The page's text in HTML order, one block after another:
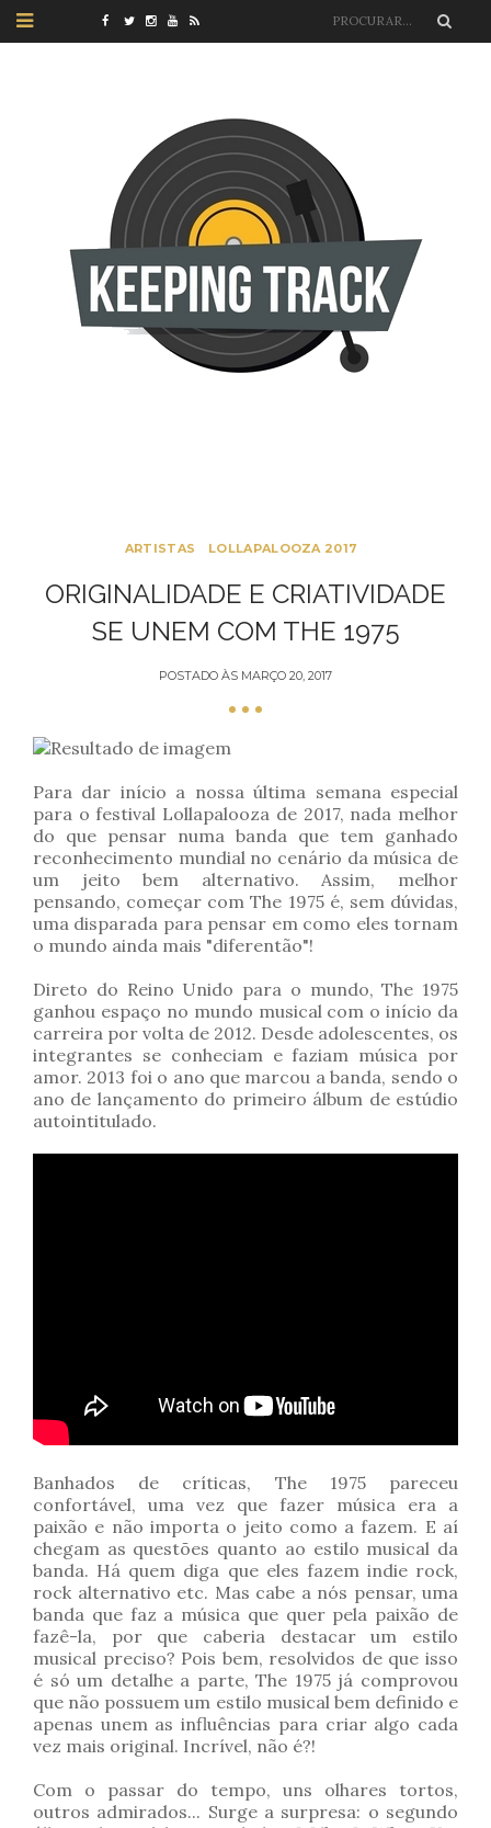
ARTISTAS LOLLAPALOOZA 2017
ORIGINALIDADE E CRIATIVIDADE
SE UNEM COM THE 1975
POSTADO ÀS MARÇO 20, 2017
Para dar início a nossa última semana especial
para o festival Lollapalooza de 2017, nada melhor
do que pensar numa banda que tem ganhado
reconhecimento mundial no cenário da música de
um jeito bem alternativo. Assim, melhor
pensando, começar com The 1975 é, sem dúvidas,
uma disparada para pensar em como eles tornam
o mundo ainda mais "diferentão"!
Direto do Reino Unido para o mundo, The 1975
ganhou espaço no mundo musical com o início da
carreira por volta de 2012. Desde adolescentes, os
integrantes se conheciam e faziam música por
amor. 2013 foi o ano que marcou a banda, sendo o
ano de lançamento do primeiro álbum de estúdio
autointitulado.
Banhados de críticas, The 1975 pareceu
confortável, uma vez que fazer música era a
paixão e não importa o jeito como a fazem. E aí
chegam as questões quanto ao estilo musical da
banda. Há quem diga que eles fazem indie rock,
rock alternativo etc. Mas cabe a nós pensar, uma
banda que faz a música que quer pela paixão de
fazê-la, por que caberia destacar um estilo
musical preciso? Pois bem, resolvidos de que isso
é só um detalhe a parte, The 1975 já comprovou
que não possuem um estilo musical bem definido e
apenas unem as influências para criar algo cada
vez mais original. Incrível, não é?!
Com o passar do tempo, uns olhares tortos,
outros admirados... Surge a surpresa: o segundo